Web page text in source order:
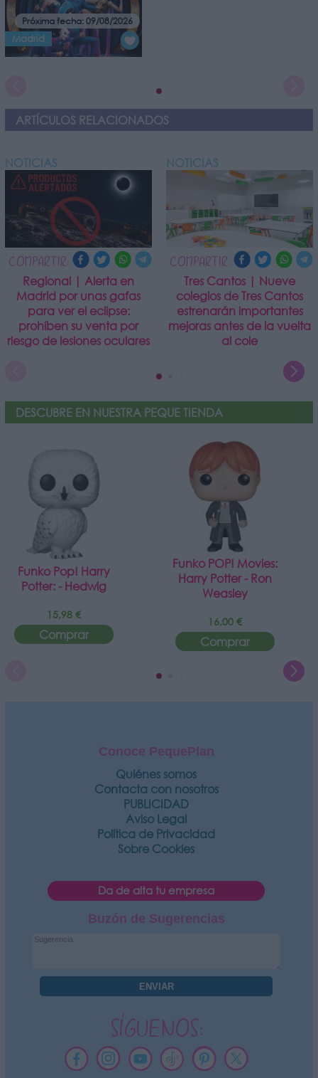
Próxima fecha: 09/08/2026
Madrid
ARTÍCULOS RELACIONADOS
NOTICIAS
COMPARTIR:
Regional | Alerta en
Madrid por unas gafas
para ver el eclipse:
prohíben su venta por
riesgo de lesiones oculares
NOTICIAS
COMPARTIR:
Tres Cantos | Nueve
colegios de Tres Cantos
estrenarán importantes
mejoras antes de la vuelta
al cole
DESCUBRE EN NUESTRA PEQUE TIENDA
Funko Pop! Harry
Potter: - Hedwig
15,98 €
Comprar
Funko POP! Movies:
Harry Potter - Ron
Weasley
16,00 €
Comprar
Conoce PequePlan
Quiénes somos
Contacta con nosotros
PUBLICIDAD
Aviso Legal
Política de Privacidad
Sobre Cookies
Da de alta tu empresa
Buzón de Sugerencias
SÍGUENOS: